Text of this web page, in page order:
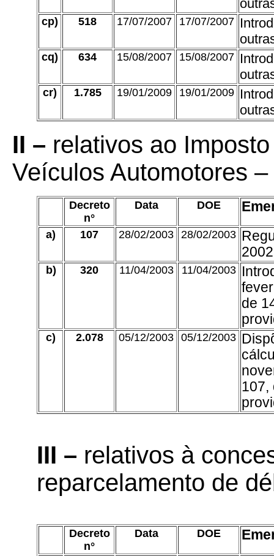
cp) 518 17/07/2007 17/07/2007
cq) 634 15/08/2007 15/08/2007
cr) 1.785 19/01/2009 19/01/2009
II – relativos ao
Veículos Automotores –
Decreto
n°
Data DOE
a) 107 28/02/2003 28/02/2003
b) 320 11/04/2003 11/04/2003
de
c) 2.078 05/12/2003 05/12/2003
107,
III – relativos à
reparcelamento de
Decreto
n°
Data DOE